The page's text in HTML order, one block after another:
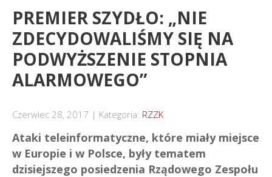
PREMIER SZYDŁO: „NIE
ZDECYDOWALIŚMY SIĘ NA
PODWYŻSZENIE STOPNIA
ALARMOWEGO”
Czerwiec 28, 2017 Kategoria: RZZK
Ataki teleinformatyczne, które miały miejsce
w Europie i w Polsce, były tematem
dzisiejszego posiedzenia Rządowego Zespołu